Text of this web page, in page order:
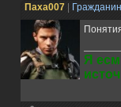
Паха007
Я